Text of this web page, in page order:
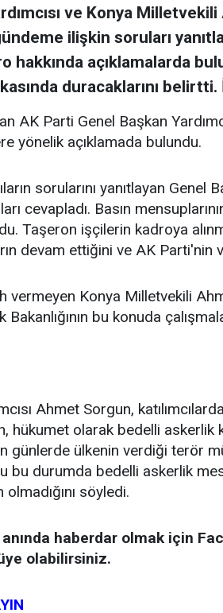
ve Konya Milletvekili
ilişkin soruları
hakkında açıklamalarda
duracaklarını belirtti.
AK Parti Genel Başkan
yönelik açıklamada bulundu.
sorularını yanıtlayan Genel
cevapladı. Basın
Taşeron işçilerin kadroya
devam ettiğini ve AK Parti'nin
vermeyen Konya Milletvekili
Bakanlığının bu konuda
Ahmet Sorgun,
hükumet olarak bedelli
günlerde ülkenin verdiği terör
bu durumda bedelli askerlik
söyledi.
haberdar olmak için
olabilirsiniz.